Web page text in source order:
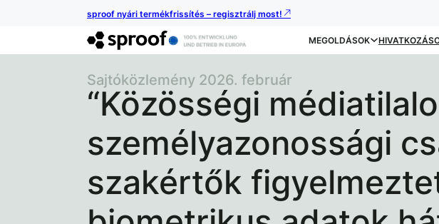
sproof nyári termékfrissítés – regisztrálj most!
MEGOLDÁSOK
“Közösségi
személyazonossági
szakértők
Sajtóközlemény 2026. február